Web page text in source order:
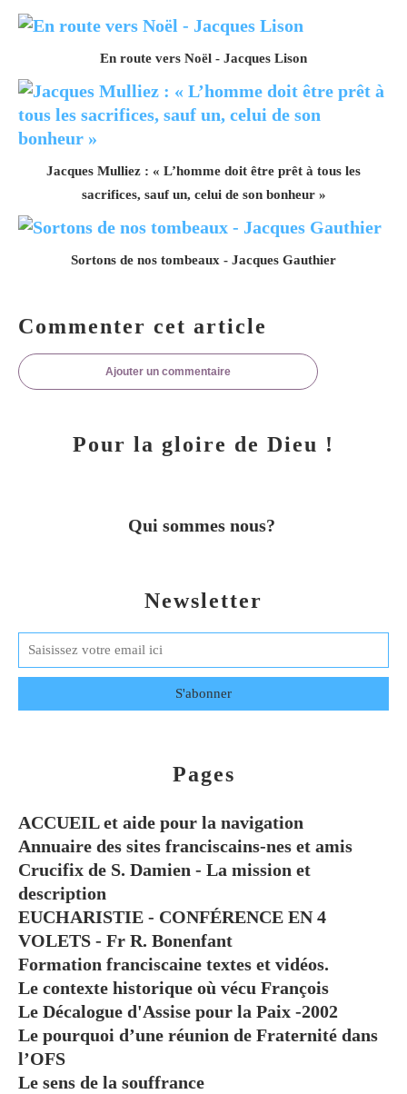
En route vers Noël - Jacques Lison
Jacques Mulliez : « L’homme doit être prêt à tous les
sacrifices, sauf un, celui de son bonheur »
Sortons de nos tombeaux - Jacques Gauthier
Commenter cet article
Ajouter un commentaire
Newsletter
Pages
ACCUEIL et aide pour la navigation
Annuaire des sites franciscains-nes et amis
Crucifix de S. Damien - La mission et
description
EUCHARISTIE - CONFÉRENCE EN 4
VOLETS - Fr R. Bonenfant
Formation franciscaine textes et vidéos.
Le contexte historique où vécu François
Le Décalogue d'Assise pour la Paix -2002
Le pourquoi d’une réunion de Fraternité dans
l’OFS
Le sens de la souffrance
Pour la gloire de Dieu !
Qui sommes nous?